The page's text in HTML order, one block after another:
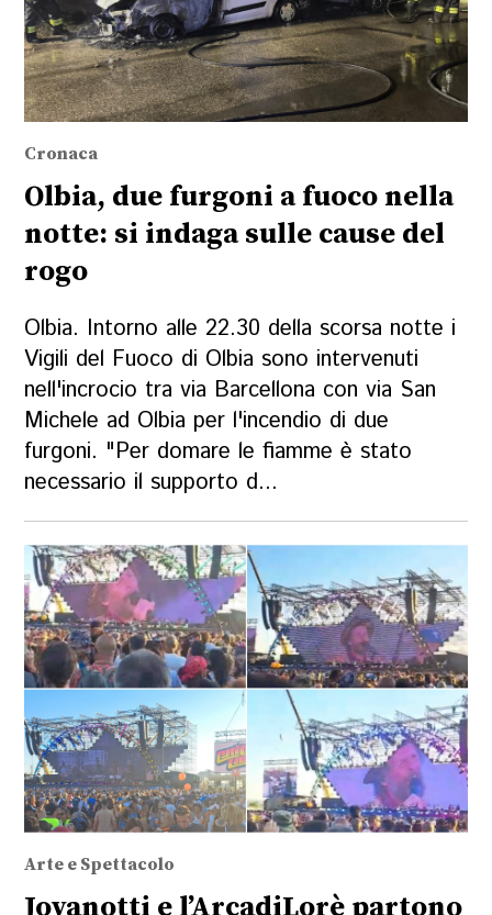
Cronaca
Olbia, due furgoni a fuoco nella
notte: si indaga sulle cause del
rogo
Olbia. Intorno alle 22.30 della scorsa notte i
Vigili del Fuoco di Olbia sono intervenuti
nell'incrocio tra via Barcellona con via San
Michele ad Olbia per l'incendio di due
furgoni. "Per domare le fiamme è stato
necessario il supporto d...
Arte e Spettacolo
Jovanotti e l’ArcadiLorè partono